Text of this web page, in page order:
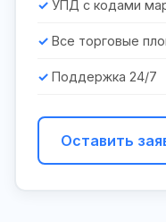
УПД с кодами
Все торговые
Поддержка 24/7
Оставить